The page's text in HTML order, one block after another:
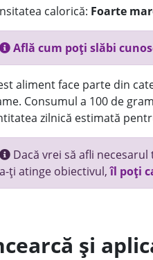
calorică: Foarte
Află cum poți slăbi
aliment face parte din
Consumul a 100 de
zilnică estimată
Dacă vrei să afli
a-ți atinge obiectivul,îl poți
și